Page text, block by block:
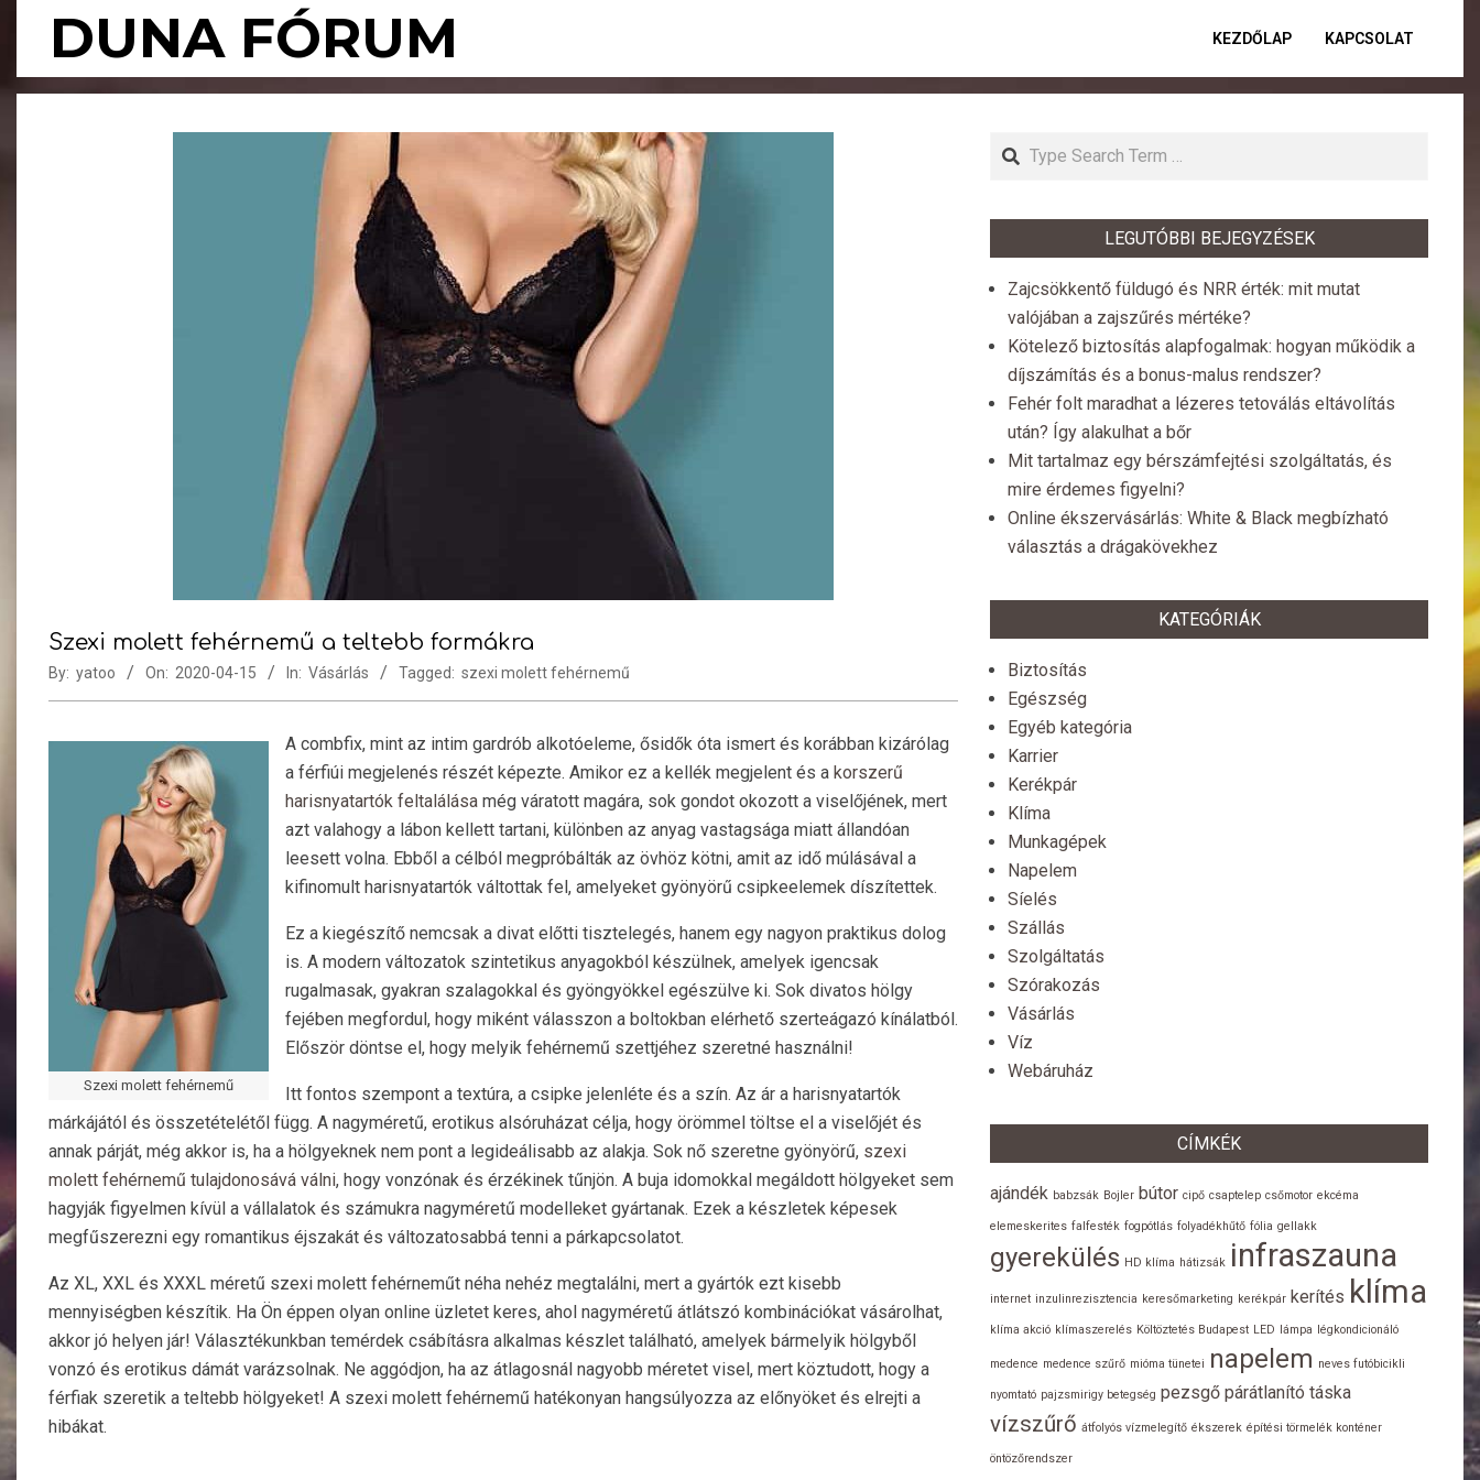
DUNA FÓRUM KEZDŐLAP KAPCSOLAT
Szexi molett fehérnemű a teltebb formákra
By: yatoo On: 2020-04-15 In: Vásárlás Tagged: szexi molett fehérnemű
Szexi molett fehérnemű
A combfix, mint az intim gardrób alkotóeleme, ősidők óta ismert és korábban kizárólag
a férfiúi megjelenés részét képezte. Amikor ez a kellék megjelent és a korszerű
harisnyatartók feltalálása még váratott magára, sok gondot okozott a viselőjének, mert
azt valahogy a lábon kellett tartani, különben az anyag vastagsága miatt állandóan
leesett volna. Ebből a célból megpróbálták az övhöz kötni, amit az idő múlásával a
kifinomult harisnyatartók váltottak fel, amelyeket gyönyörű csipkeelemek díszítettek.
Ez a kiegészítő nemcsak a divat előtti tisztelegés, hanem egy nagyon praktikus dolog
is. A modern változatok szintetikus anyagokból készülnek, amelyek igencsak
rugalmasak, gyakran szalagokkal és gyöngyökkel egészülve ki. Sok divatos hölgy
fejében megfordul, hogy miként válasszon a boltokban elérhető szerteágazó kínálatból.
Először döntse el, hogy melyik fehérnemű szettjéhez szeretné használni!
Itt fontos szempont a textúra, a csipke jelenléte és a szín. Az ár a harisnyatartók
márkájától és összetételétől függ. A nagyméretű, erotikus alsóruházat célja, hogy örömmel töltse el a viselőjét és
annak párját, még akkor is, ha a hölgyeknek nem pont a legideálisabb az alakja. Sok nő szeretne gyönyörű, szexi
molett fehérnemű tulajdonosává válni, hogy vonzónak és érzékinek tűnjön. A buja idomokkal megáldott hölgyeket sem
hagyják figyelmen kívül a vállalatok és számukra nagyméretű modelleket gyártanak. Ezek a készletek képesek
megfűszerezni egy romantikus éjszakát és változatosabbá tenni a párkapcsolatot.
Az XL, XXL és XXXL méretű szexi molett fehérneműt néha nehéz megtalálni, mert a gyártók ezt kisebb
mennyiségben készítik. Ha Ön éppen olyan online üzletet keres, ahol nagyméretű átlátszó kombinációkat vásárolhat,
akkor jó helyen jár! Választékunkban temérdek csábításra alkalmas készlet található, amelyek bármelyik hölgyből
vonzó és erotikus dámát varázsolnak. Ne aggódjon, ha az átlagosnál nagyobb méretet visel, mert köztudott, hogy a
férfiak szeretik a teltebb hölgyeket! A szexi molett fehérnemű hatékonyan hangsúlyozza az előnyöket és elrejti a
hibákat.
Search
LEGUTÓBBI BEJEGYZÉSEK
Zajcsökkentő füldugó és NRR érték: mit mutat
valójában a zajszűrés mértéke?
Kötelező biztosítás alapfogalmak: hogyan működik a
díjszámítás és a bonus-malus rendszer?
Fehér folt maradhat a lézeres tetoválás eltávolítás
után? Így alakulhat a bőr
Mit tartalmaz egy bérszámfejtési szolgáltatás, és
mire érdemes figyelni?
Online ékszervásárlás: White & Black megbízható
választás a drágakövekhez
KATEGÓRIÁK
Biztosítás
Egészség
Egyéb kategória
Karrier
Kerékpár
Klíma
Munkagépek
Napelem
Síelés
Szállás
Szolgáltatás
Szórakozás
Vásárlás
Víz
Webáruház
CÍMKÉK
ajándék babzsák Bojler bútor cipő csaptelep csőmotor ekcéma
elemeskerites falfesték fogpótlás folyadékhűtő fólia gellakk
gyerekülés HD klíma hátizsák infraszauna
internet inzulinrezisztencia keresőmarketing kerékpár kerítés klíma
klíma akció klímaszerelés Költöztetés Budapest LED lámpa légkondicionáló
medence medence szűrő mióma tünetei napelem neves futóbicikli
nyomtató pajzsmirigy betegség pezsgő párátlanító táska
vízszűrő átfolyós vízmelegítő ékszerek építési törmelék konténer
öntözőrendszer